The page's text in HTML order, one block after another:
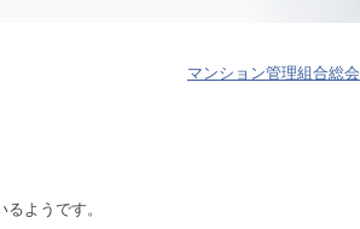
マンション管理組合総会
ようです。